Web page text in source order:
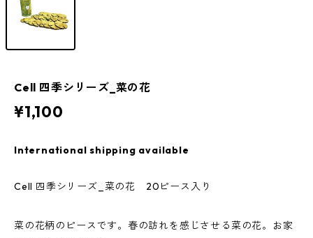
Cell 四季シリーズ_菜の花
¥1,100
International shipping available
Cell 四季シリーズ_菜の花 20ピース入り
菜の花柄のピースです。春の訪れを感じさせる菜の花。お家